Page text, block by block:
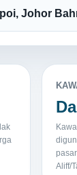
Johor
Aliff/